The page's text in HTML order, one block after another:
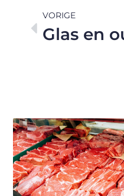
VORIGE
Glas en